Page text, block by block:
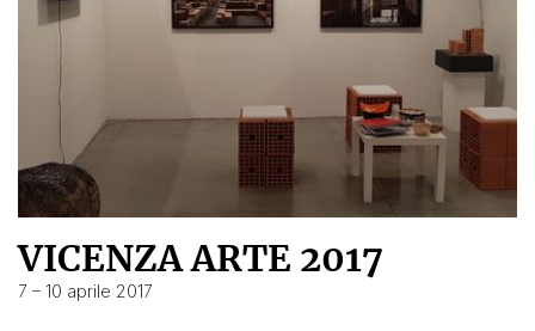
VICENZA ARTE 2017
7 – 10 aprile 2017